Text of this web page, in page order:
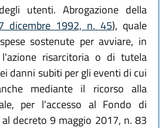
utenti. Abrogazione della
dicembre 1992, n. 45), quale
sostenute per avviare, in
risarcitoria o di tutela
danni subiti per gli eventi di cui
mediante il ricorso alla
per l'accesso al Fondo di
decreto 9 maggio 2017, n. 83